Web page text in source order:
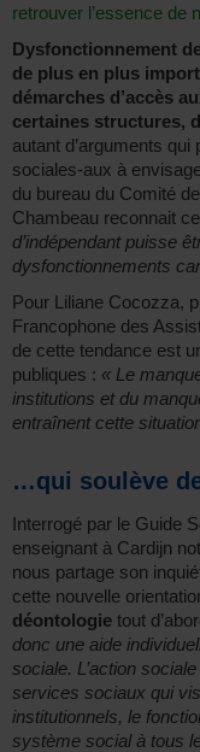
retrouver l’essence de
Dysfonctionnement
de plus en plus
démarches d’accès
certaines structures,
autant d’arguments
sociales-aux à
du bureau du Comité
Chambeau reconnait
d’indépendant puisse
dysfonctionnements
Pour Liliane Cocozza,
Francophone des
de cette tendance est
publiques : « Le
institutions et du
entraînent cette
…qui soulève
Interrogé par le Guide
enseignant à Cardijn
nous partage son
cette nouvelle
déontologie tout
donc une aide
sociale. L’action
services sociaux qui
institutionnels, le
système social à tous